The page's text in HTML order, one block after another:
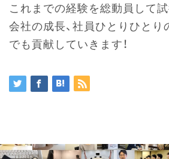
これまでの経験を総動員して試
会社の成長、社員ひとりひとり
でも貢献していきます！